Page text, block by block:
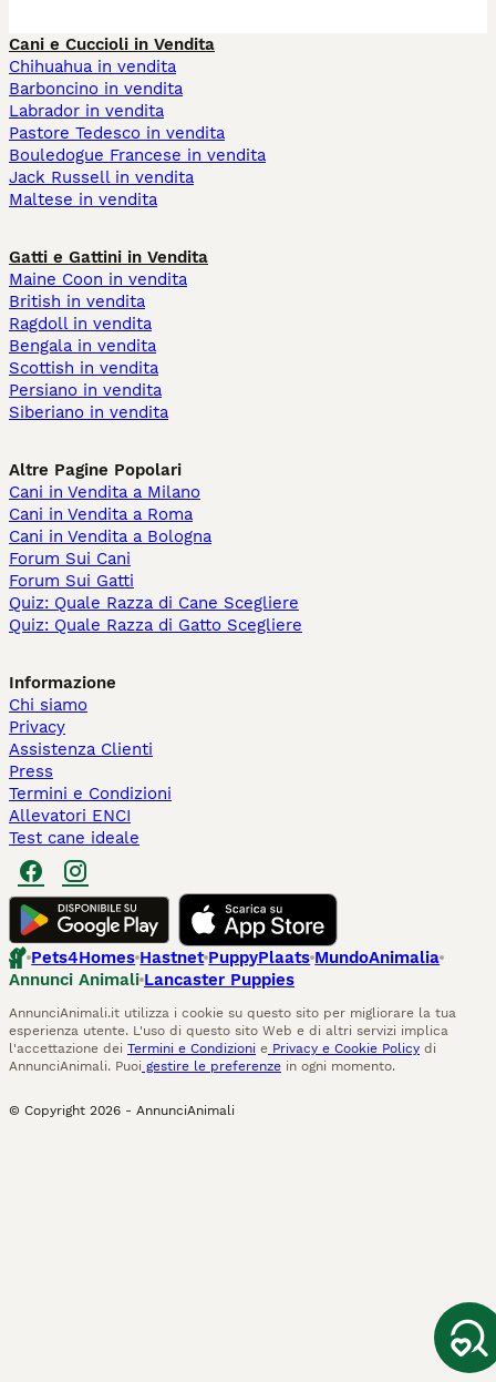
Cani e Cuccioli in Vendita
Chihuahua in vendita
Barboncino in vendita
Labrador in vendita
Pastore Tedesco in vendita
Bouledogue Francese in vendita
Jack Russell in vendita
Maltese in vendita
Gatti e Gattini in Vendita
Maine Coon in vendita
British in vendita
Ragdoll in vendita
Bengala in vendita
Scottish in vendita
Persiano in vendita
Siberiano in vendita
Altre Pagine Popolari
Cani in Vendita a Milano
Cani in Vendita a Roma
Cani in Vendita a Bologna
Forum Sui Cani
Forum Sui Gatti
Quiz: Quale Razza di Cane Scegliere
Quiz: Quale Razza di Gatto Scegliere
Informazione
Chi siamo
Privacy
Assistenza Clienti
Press
Termini e Condizioni
Allevatori ENCI
Test cane ideale
Pets4Homes Hastnet PuppyPlaats MundoAnimalia
Annunci Animali Lancaster Puppies
AnnunciAnimali.it utilizza i cookie su questo sito per migliorare la tua
esperienza utente. L'uso di questo sito Web e di altri servizi implica
l'accettazione dei Termini e Condizioni e Privacy e Cookie Policy di
AnnunciAnimali. Puoi gestire le preferenze in ogni momento.
© Copyright 2026 - AnnunciAnimali